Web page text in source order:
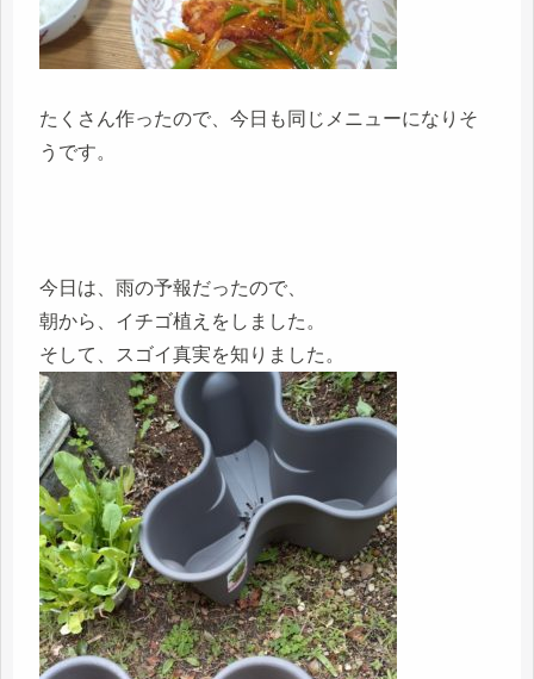
たくさん作ったので、今日も同じメニューになりそ
うです。
今日は、雨の予報だったので、
朝から、イチゴ植えをしました。
そして、スゴイ真実を知りました。